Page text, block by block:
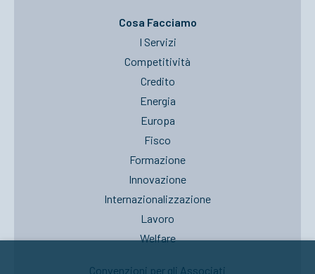
Cosa Facciamo
I Servizi
Competitività
Credito
Energia
Europa
Fisco
Formazione
Innovazione
Internazionalizzazione
Lavoro
Welfare
Convenzioni per gli Associati